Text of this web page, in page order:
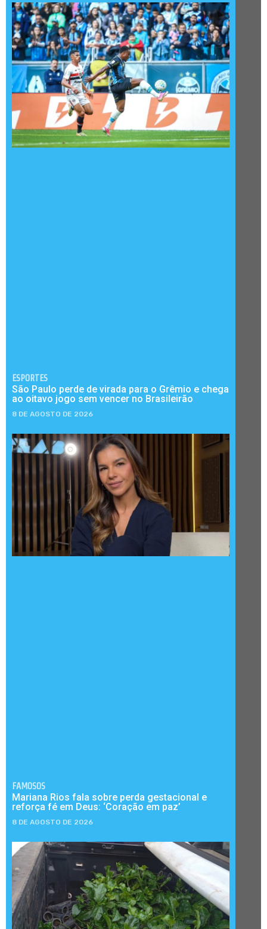
ESPORTES
São Paulo perde de virada para o Grêmio e chega
ao oitavo jogo sem vencer no Brasileirão
8 DE AGOSTO DE 2026
FAMOSOS
Mariana Rios fala sobre perda gestacional e
reforça fé em Deus: ‘Coração em paz’
8 DE AGOSTO DE 2026